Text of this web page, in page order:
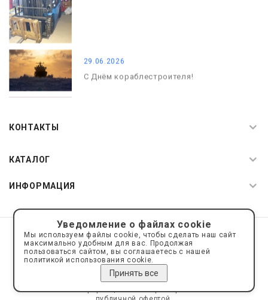
29.06.2026
С Днём кораблестроителя!
КОНТАКТЫ
КАТАЛОГ
ИНФОРМАЦИЯ
© 2019—2026 Интернет пространство АкваРос
sale@a-ros.ru
Политика конфиденциальности
Политика обработки персональных данных
Сайт носит информационный характер и не является
Уведомление о файлах cookie
Мы используем файлы cookie, чтобы сделать наш сайт
максимально удобным для вас. Продолжая
пользоваться сайтом, вы соглашаетесь с нашей
политикой использования cookie.
Принять все